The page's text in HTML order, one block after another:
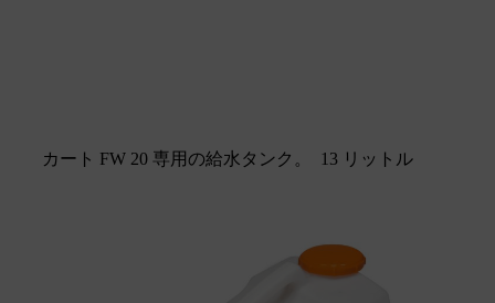
カート FW 20 専用の給水タンク。 13 リットル